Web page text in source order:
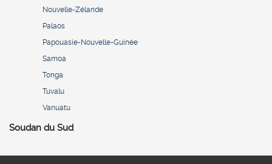
Nouvelle-Zélande
Palaos
Papouasie-Nouvelle-Guinée
Samoa
Tonga
Tuvalu
Vanuatu
Soudan du Sud